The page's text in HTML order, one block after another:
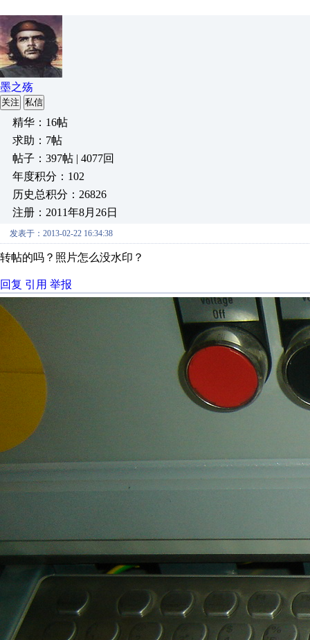
墨之殇
关注 私信
精华：16帖
求助：7帖
帖子：397帖 | 4077回
年度积分：102
历史总积分：26826
注册：2011年8月26日
发表于：2013-02-22 16:34:38
转帖的吗？照片怎么没水印？
回复 引用 举报